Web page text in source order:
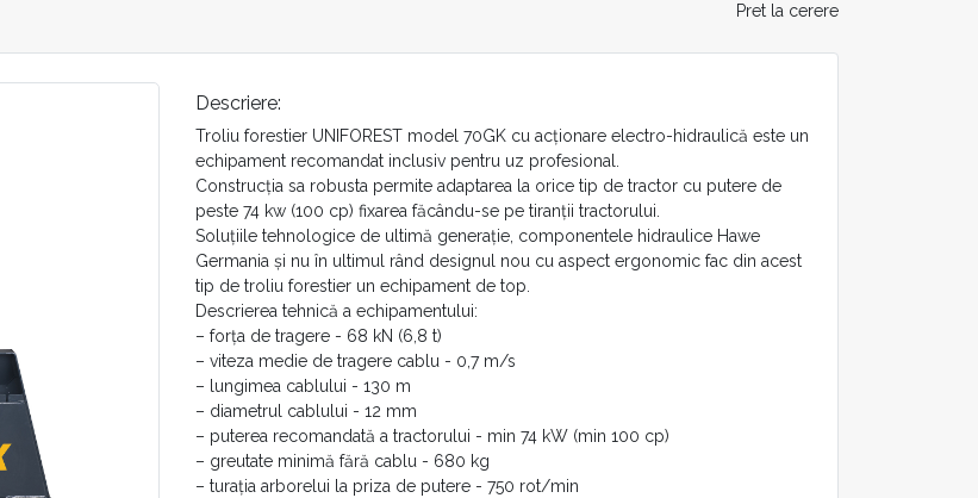
Pret la cerere
Descriere:
Troliu forestier UNIFOREST model 70GK cu acționare electro-hidraulică este un
echipament recomandat inclusiv pentru uz profesional.
Construcția sa robusta permite adaptarea la orice tip de tractor cu putere de
peste 74 kw (100 cp) fixarea făcându-se pe tiranții tractorului.
Soluțiile tehnologice de ultimă generație, componentele hidraulice Hawe
Germania și nu în ultimul rând designul nou cu aspect ergonomic fac din acest
tip de troliu forestier un echipament de top.
Descrierea tehnică a echipamentului:
– forța de tragere - 68 kN (6,8 t)
– viteza medie de tragere cablu - 0,7 m/s
– lungimea cablului - 130 m
– diametrul cablului - 12 mm
– puterea recomandată a tractorului - min 74 kW (min 100 cp)
– greutate minimă fără cablu - 680 kg
– turația arborelui la priza de putere - 750 rot/min